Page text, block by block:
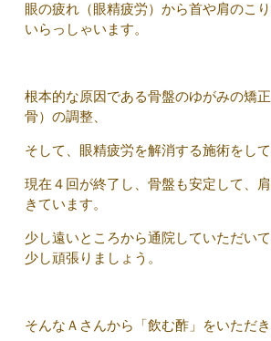
眼の疲れ（眼精疲労）から首や肩のこ
いらっしゃいます。
根本的な原因である骨盤のゆがみの矯
骨）の調整、
そして、眼精疲労を解消する施術をして
現在４回が終了し、骨盤も安定して、
きています。
少し遠いところから通院していただい
少し頑張りましょう。
そんなＡさんから「飲む酢」をいただき